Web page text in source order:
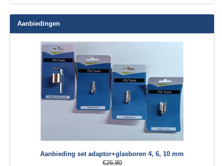
Aanbiedingen
Aanbieding set adaptor+glasboren 4, 6, 10 mm
€26,80